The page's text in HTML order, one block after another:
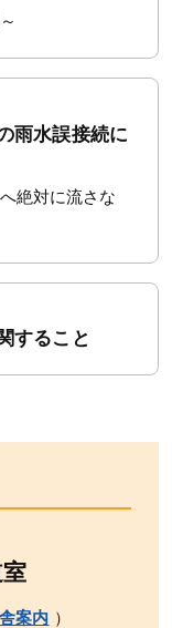
雨水誤接続に
絶対に流さな
すること
案内 ）